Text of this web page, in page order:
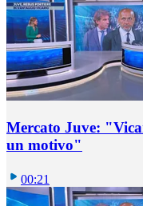
Mercato Juve:
un motivo"
00:21